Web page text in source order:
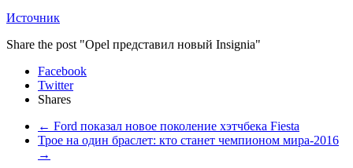
Источник
Share the post "Opel представил новый Insignia"
Facebook
Twitter
Shares
← Ford показал новое поколение хэтчбека Fiesta
Трое на один браслет: кто станет чемпионом мира-2016
→